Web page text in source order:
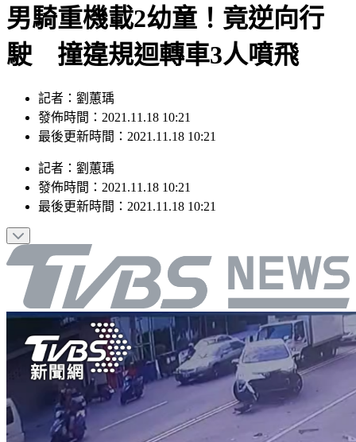
男騎重機載2幼童！竟逆向行
駛 撞違規迴轉車3人噴飛
記者：劉蕙瑀
發佈時間：2021.11.18 10:21
記者：劉蕙瑀
發佈時間：2021.11.18 10:21